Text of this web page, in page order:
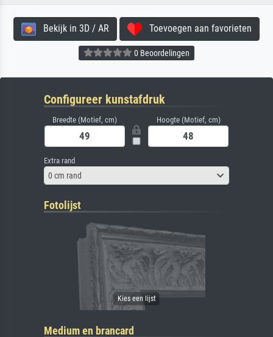
Bekijk in 3D / AR Toevoegen aan favorieten
0 Beoordelingen
Configureer kunstafdruk
Breedte (Motief, cm) Hoogte (Motief, cm)
Extra rand
0 cm rand
Fotolijst
Medium en brancard